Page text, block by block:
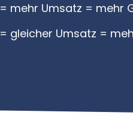
mehr Umsatz = mehr
gleicher Umsatz =